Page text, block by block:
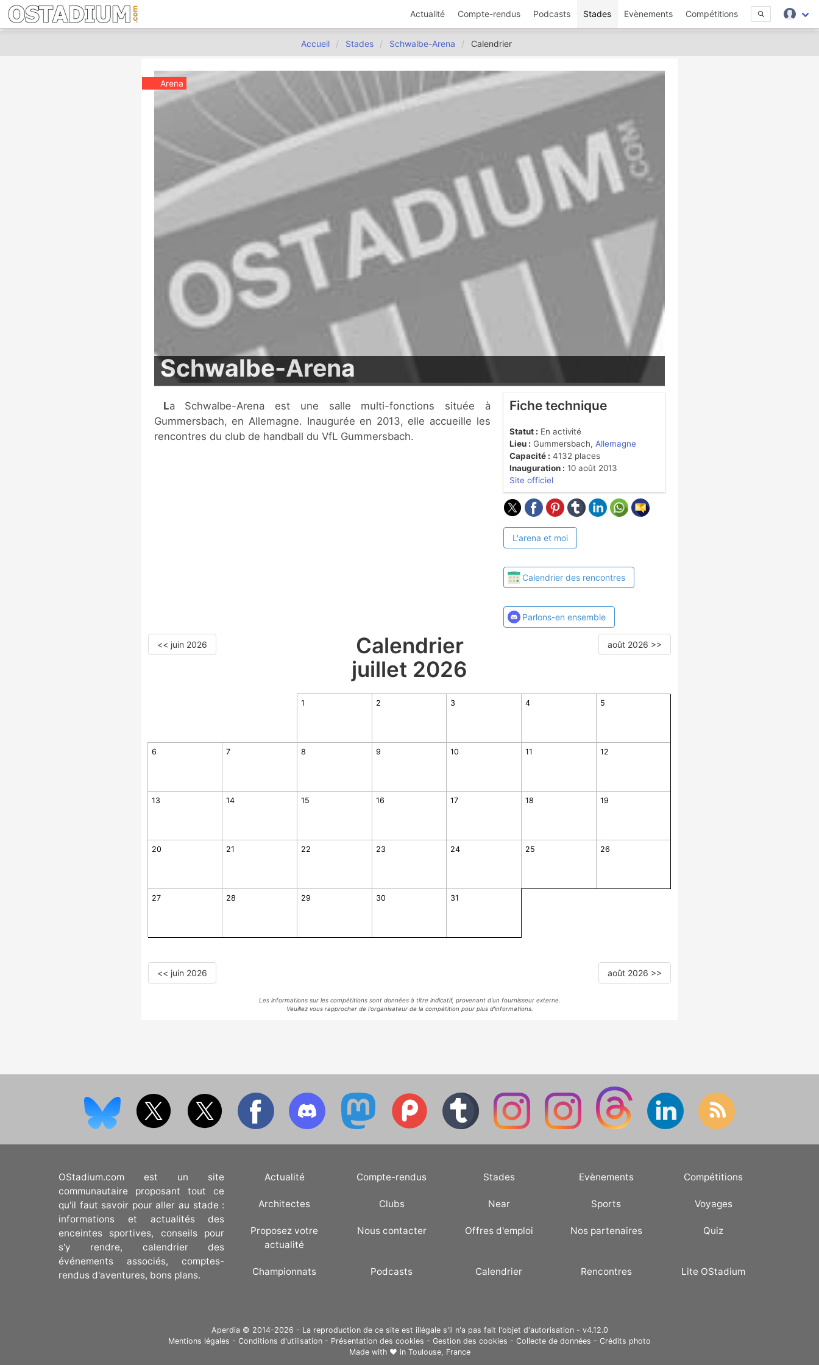
Actualité Compte-rendus Podcasts Stades Evènements Compétitions
Accueil Stades Schwalbe-Arena Calendrier
Arena
Schwalbe-Arena
La Schwalbe-Arena est une salle multi-fonctions située à
Gummersbach, en Allemagne. Inaugurée en 2013, elle accueille les
rencontres du club de handball du VfL Gummersbach.
Fiche technique
Statut : En activité
Lieu : Gummersbach, Allemagne
Capacité : 4132 places
Inauguration : 10 août 2013
Site officiel
L'arena et moi
Calendrier des rencontres
Parlons-en ensemble
Calendrier
juillet 2026
<< juin 2026 août 2026 >>
1 2 3 4 5
6 7 8 9 10 11 12
13 14 15 16 17 18 19
20 21 22 23 24 25 26
27 28 29 30 31
<< juin 2026 août 2026 >>
Les informations sur les compétitions sont données à titre indicatif, provenant d'un fournisseur externe.
Veuillez vous rapprocher de l'organisateur de la compétition pour plus d'informations.
OStadium.com est un site
communautaire proposant tout ce
qu'il faut savoir pour aller au stade :
informations et actualités des
enceintes sportives, conseils pour
s'y rendre, calendrier des
événements associés, comptes-
rendus d'aventures, bons plans.
Actualité Compte-rendus Stades Evènements Compétitions
Architectes Clubs Near Sports Voyages
Proposez votre
actualité
Nous contacter Offres d'emploi Nos partenaires Quiz
Championnats Podcasts Calendrier Rencontres Lite OStadium
Aperdia © 2014-2026 - La reproduction de ce site est illégale s'il n'a pas fait l'objet d'autorisation - v4.12.0
Mentions légales - Conditions d'utilisation - Présentation des cookies - Gestion des cookies - Collecte de données - Crédits photo
Made with ❤ in Toulouse, France